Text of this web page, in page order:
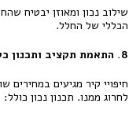
שילוב נכון ומאוזן יבטיח
הכללי של החלל.
8. התאמת תקציב ותכנון כלכלי
חיפויי קיר מגיעים
לחרוג ממנו. תכנון נכון כולל: